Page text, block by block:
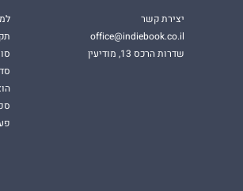
יצירת קשר
office@indiebook.co.il
שדרות הרכס 13, מודיעין